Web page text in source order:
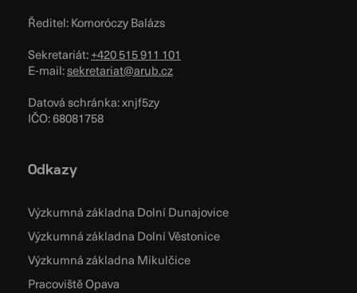
Ředitel: Komoróczy Balázs
Sekretariát:+420 515 911 101
E-mail:sekretariat@arub.cz
Datová schránka: xnjf5zy
IČO: 68081758
Odkazy
Výzkumná základna Dolní Dunajovice
Výzkumná základna Dolní Věstonice
Výzkumná základna Mikulčice
Pracoviště Opava